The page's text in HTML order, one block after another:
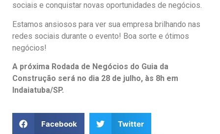
sociais e conquistar novas oportunidades de negócios.
Estamos ansiosos para ver sua empresa brilhando nas
redes sociais durante o evento! Boa sorte e ótimos
negócios!
A próxima Rodada de Negócios do Guia da
Construção será no dia 28 de julho, às 8h em
Indaiatuba/SP.
Facebook Twitter